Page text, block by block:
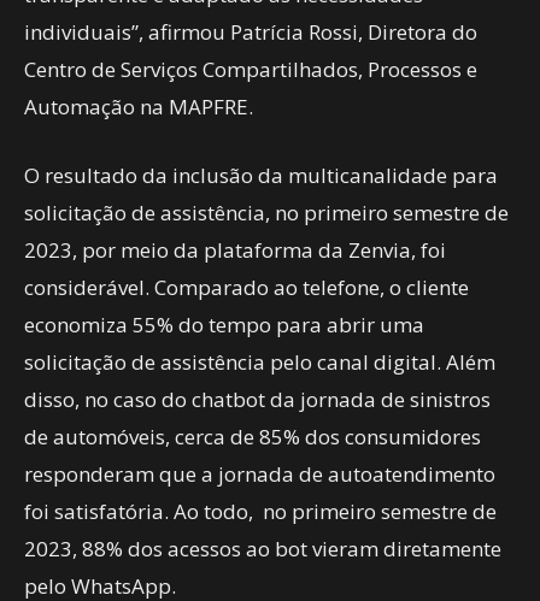
individuais”, afirmou Patrícia Rossi, Diretora do
Centro de Serviços Compartilhados, Processos e
Automação na MAPFRE.
O resultado da inclusão da multicanalidade para
solicitação de assistência, no primeiro semestre de
2023, por meio da plataforma da Zenvia, foi
considerável. Comparado ao telefone, o cliente
economiza 55% do tempo para abrir uma
solicitação de assistência pelo canal digital. Além
disso, no caso do chatbot da jornada de sinistros
de automóveis, cerca de 85% dos consumidores
responderam que a jornada de autoatendimento
foi satisfatória. Ao todo, no primeiro semestre de
2023, 88% dos acessos ao bot vieram diretamente
pelo WhatsApp.